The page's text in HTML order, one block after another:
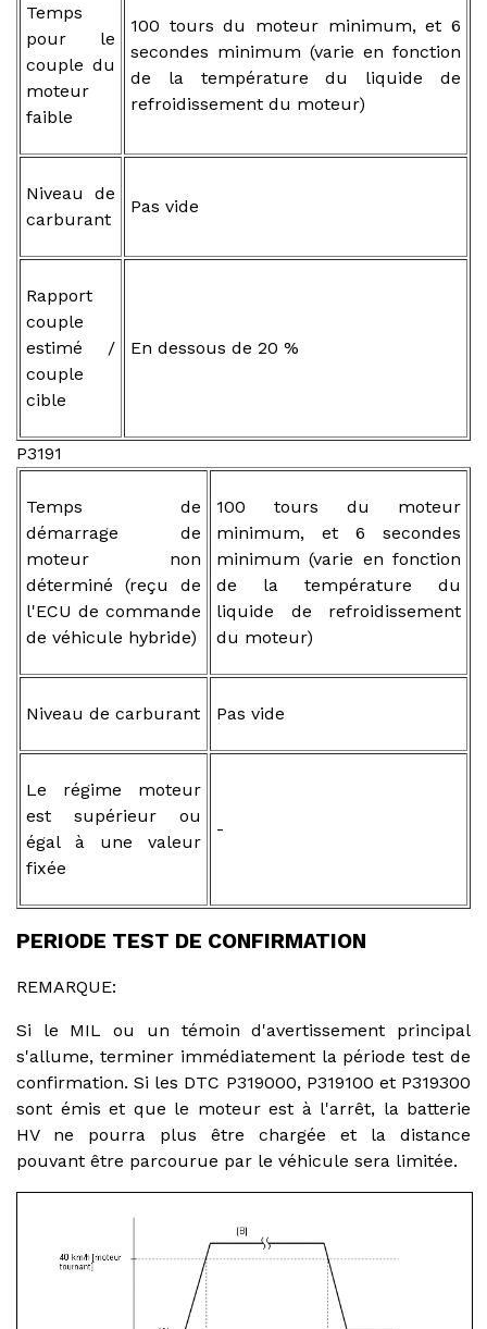
Temps
pour le
couple du
moteur
faible
100 tours du moteur minimum, et 6
secondes minimum (varie en fonction
de la température du liquide de
refroidissement du moteur)
Niveau de
carburant
Pas vide
Rapport
couple
estimé /
couple
cible
En dessous de 20 %
P3191
Temps de
démarrage de
moteur non
déterminé (reçu de
l'ECU de commande
de véhicule hybride)
100 tours du moteur
minimum, et 6 secondes
minimum (varie en fonction
de la température du
liquide de refroidissement
du moteur)
Niveau de carburant Pas vide
Le régime moteur
est supérieur ou
égal à une valeur
fixée
-
PERIODE TEST DE CONFIRMATION
REMARQUE:
Si le MIL ou un témoin d'avertissement principal
s'allume, terminer immédiatement la période test de
confirmation. Si les DTC P319000, P319100 et P319300
sont émis et que le moteur est à l'arrêt, la batterie
HV ne pourra plus être chargée et la distance
pouvant être parcourue par le véhicule sera limitée.